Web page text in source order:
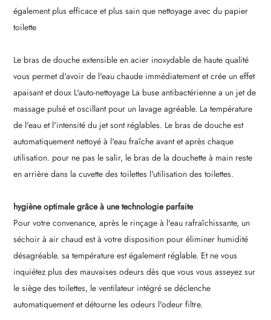
également plus efficace et plus sain que nettoyage avec du papier
toilette
Le bras de douche extensible en acier inoxydable de haute qualité
vous permet d'avoir de l'eau chaude immédiatement et crée un effet
apaisant et doux L'auto-nettoyage La buse antibactérienne a un jet de
massage pulsé et oscillant pour un lavage agréable. La température
de l'eau et l'intensité du jet sont réglables. Le bras de douche est
automatiquement nettoyé à l'eau fraîche avant et après chaque
utilisation. pour ne pas le salir, le bras de la douchette à main reste
en arrière dans la cuvette des toilettes l'utilisation des toilettes.
hygiène optimale grâce à une technologie parfaite
Pour votre convenance, après le rinçage à l'eau rafraîchissante, un
séchoir à air chaud est à votre disposition pour éliminer humidité
désagréable. sa température est également réglable. Et ne vous
inquiétez plus des mauvaises odeurs dès que vous vous asseyez sur
le siège des toilettes, le ventilateur intégré se déclenche
automatiquement et détourne les odeurs l'odeur filtre.